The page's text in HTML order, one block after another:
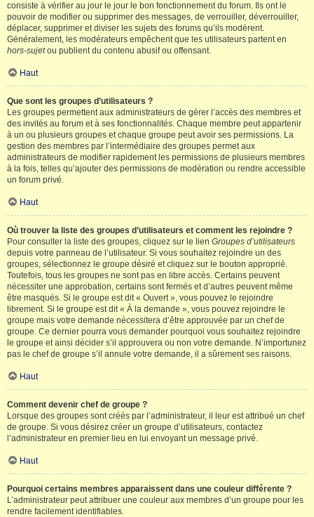
consiste à vérifier au jour le jour le bon fonctionnement du forum. Ils ont le
pouvoir de modifier ou supprimer des messages, de verrouiller, déverrouiller,
déplacer, supprimer et diviser les sujets des forums qu’ils modèrent.
Généralement, les modérateurs empêchent que les utilisateurs partent en
hors-sujetou publient du contenu abusif ou offensant.
Haut
Que sont les groupes d’utilisateurs ?
Les groupes permettent aux administrateurs de gérer l’accès des membres et
des invités au forum et à ses fonctionnalités. Chaque membre peut appartenir
à un ou plusieurs groupes et chaque groupe peut avoir ses permissions. La
gestion des membres par l’intermédiaire des groupes permet aux
administrateurs de modifier rapidement les permissions de plusieurs membres
à la fois, telles qu’ajouter des permissions de modération ou rendre accessible
un forum privé.
Haut
Où trouver la liste des groupes d’utilisateurs et comment les rejoindre ?
Pour consulter la liste des groupes, cliquez sur le lien Groupes d’utilisateurs
depuis votre panneau de l’utilisateur. Si vous souhaitez rejoindre un des
groupes, sélectionnez le groupe désiré et cliquez sur le bouton approprié.
Toutefois, tous les groupes ne sont pas en libre accès. Certains peuvent
nécessiter une approbation, certains sont fermés et d’autres peuvent même
être masqués. Si le groupe est dit « Ouvert », vous pouvez le rejoindre
librement. Si le groupe est dit « À la demande », vous pouvez rejoindre le
groupe mais votre demande nécessitera d’être approuvée par un chef de
groupe. Ce dernier pourra vous demander pourquoi vous souhaitez rejoindre
le groupe et ainsi décider s’il approuvera ou non votre demande. N’importunez
pas le chef de groupe s’il annule votre demande, il a sûrement ses raisons.
Haut
Comment devenir chef de groupe ?
Lorsque des groupes sont créés par l’administrateur, il leur est attribué un chef
de groupe. Si vous désirez créer un groupe d’utilisateurs, contactez
l’administrateur en premier lieu en lui envoyant un message privé.
Haut
Pourquoi certains membres apparaissent dans une couleur différente ?
L’administrateur peut attribuer une couleur aux membres d’un groupe pour les
rendre facilement identifiables.